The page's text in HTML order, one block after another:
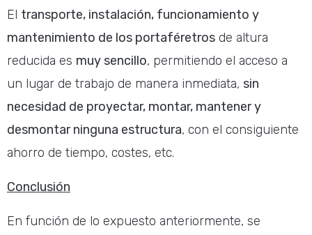
El transporte, instalación, funcionamiento y
mantenimiento de los portaféretros de altura
reducida es muy sencillo, permitiendo el acceso a
un lugar de trabajo de manera inmediata, sin
necesidad de proyectar, montar, mantener y
desmontar ninguna estructura, con el consiguiente
ahorro de tiempo, costes, etc.
Conclusión
En función de lo expuesto anteriormente, se